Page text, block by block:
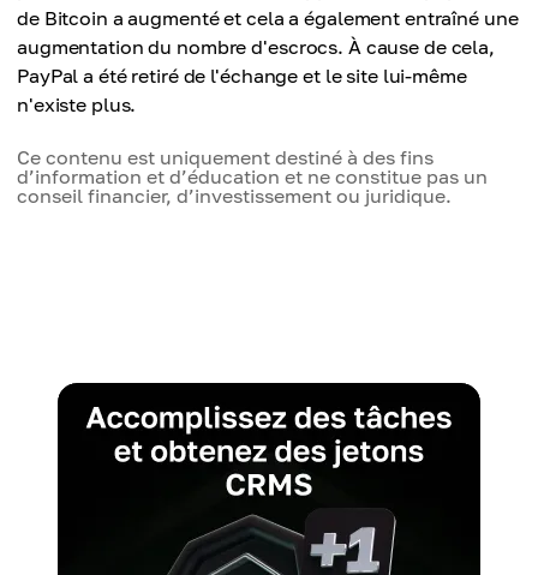
de Bitcoin a augmenté et cela a également entraîné une
augmentation du nombre d'escrocs. À cause de cela,
PayPal a été retiré de l'échange et le site lui-même
n'existe plus.
Ce contenu est uniquement destiné à des fins
d’information et d’éducation et ne constitue pas un
conseil financier, d’investissement ou juridique.